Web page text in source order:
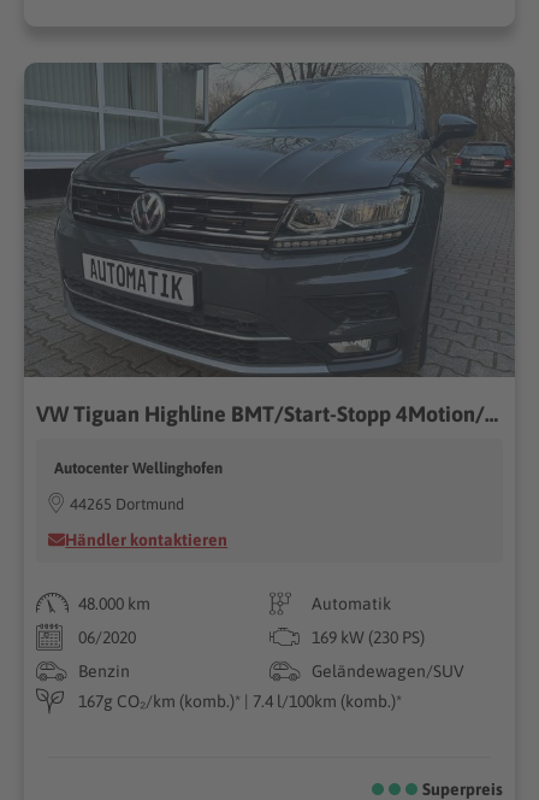
VW Tiguan Highline BMT/Start-Stopp 4Motion/48.000km
Autocenter Wellinghofen
44265 Dortmund
Händler kontaktieren
48.000 km
Automatik
06/2020
169 kW (230 PS)
Benzin
Geländewagen/SUV
167g CO₂/km (komb.)* | 7.4 l/100km (komb.)*
Superpreis